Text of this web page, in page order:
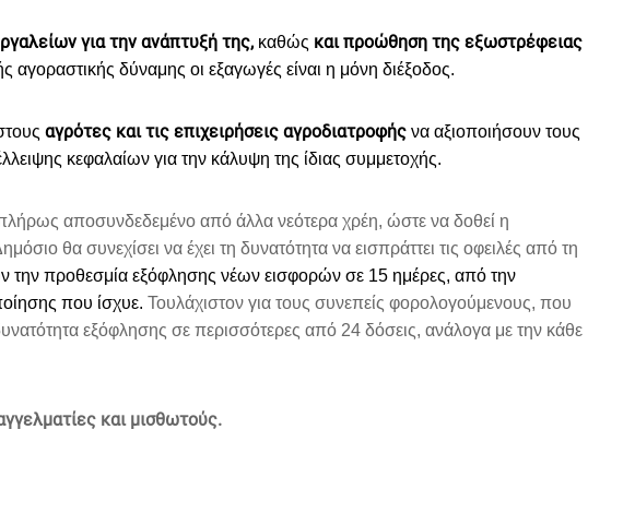
για την ανάπτυξή της, καθώς και προώθηση της εξωστρέφειας
αγοραστικής δύναμης οι εξαγωγές είναι η μόνη διέξοδος.
αγρότες και τις επιχειρήσεις αγροδιατροφής να αξιοποιήσουν τους
κεφαλαίων για την κάλυψη της ίδιας συμμετοχής.
αποσυνδεδεμένο από άλλα νεότερα χρέη, ώστε να δοθεί η
θα συνεχίσει να έχει τη δυνατότητα να εισπράττει τις οφειλές από τη
την προθεσμία εξόφλησης νέων εισφορών σε 15 ημέρες, από την
που ίσχυε. Τουλάχιστον για τους συνεπείς φορολογούμενους, που
εξόφλησης σε περισσότερες από 24 δόσεις, ανάλογα με την κάθε
και μισθωτούς.